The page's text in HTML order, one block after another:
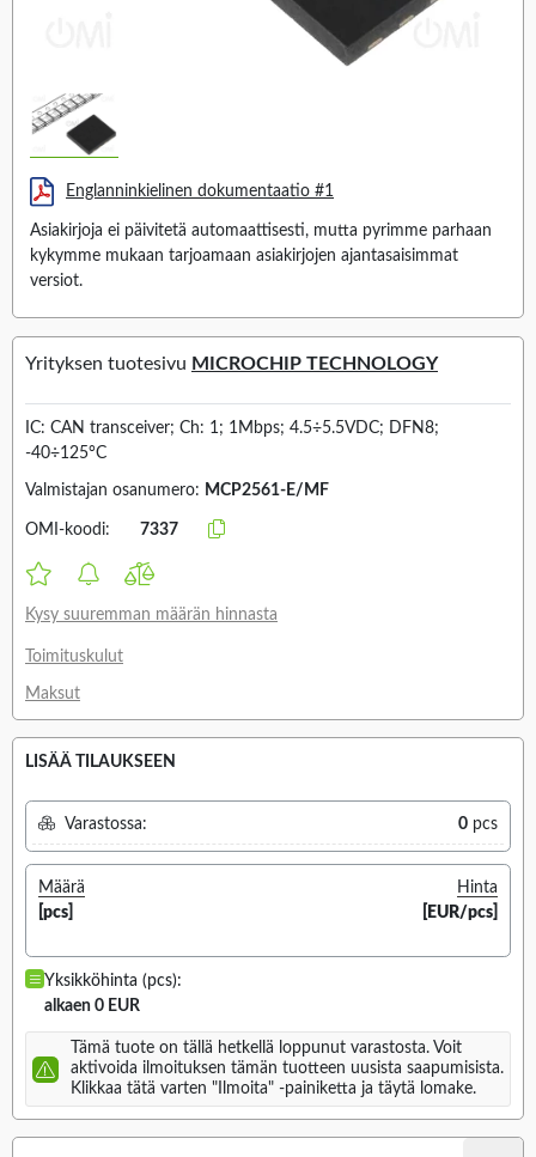
Englanninkielinen dokumentaatio #1
Asiakirjoja ei päivitetä automaattisesti, mutta pyrimme parhaan
kykymme mukaan tarjoamaan asiakirjojen ajantasaisimmat
versiot.
Yrityksen tuotesivu MICROCHIP TECHNOLOGY
IC: CAN transceiver; Ch: 1; 1Mbps; 4.5÷5.5VDC; DFN8;
-40÷125°C
Valmistajan osanumero: MCP2561-E/MF
OMI-koodi: 7337
Kysy suuremman määrän hinnasta
Toimituskulut
Maksut
LISÄÄ TILAUKSEEN
Varastossa: 0 pcs
Määrä
[pcs]
Hinta
[EUR/pcs]
Yksikköhinta (pcs):
alkaen 0 EUR
Tämä tuote on tällä hetkellä loppunut varastosta. Voit
aktivoida ilmoituksen tämän tuotteen uusista saapumisista.
Klikkaa tätä varten "Ilmoita" -painiketta ja täytä lomake.